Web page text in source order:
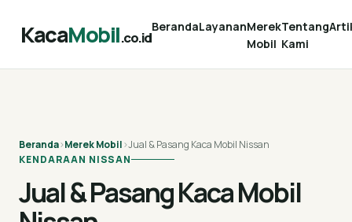
KacaMobil.co.id
BerandaLayananMerek
Mobil
Tentang
Kami
Beranda›Merek Mobil›Jual & Pasang Kaca Mobil Nissan
KENDARAAN NISSAN
Jual & Pasang Kaca Mobil